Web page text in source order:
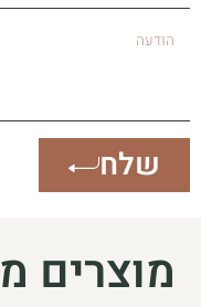
הודעה
שלח
מוצרים